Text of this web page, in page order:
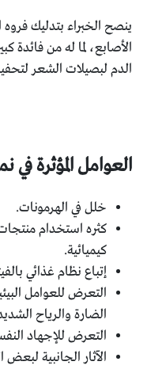
ينصح الخبراء بتدليك
الأصابع، لما له من فائدة
الدم لبصيلات الشعر
العوامل المؤثرة في
خلل في الهرمونات.
كثره استخدام
كيميائية.
إتباع نظام غذائي
التعرض للعوامل
الضارة والرياح
التعرض للإجهاد
الآثار الجانبية لبعض